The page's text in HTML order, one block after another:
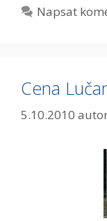
Napsat
Cena
5.10.2010